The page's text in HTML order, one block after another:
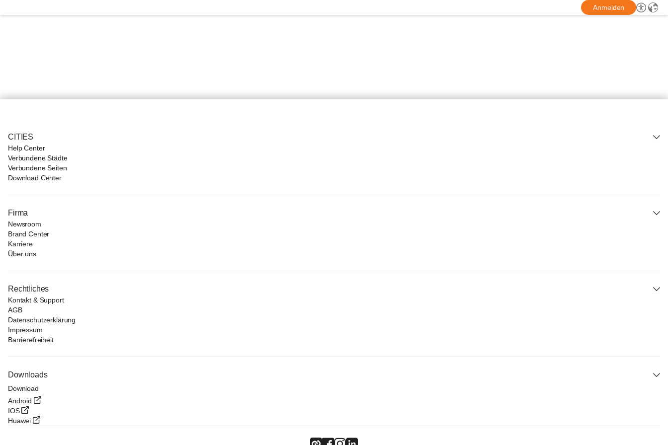
Anmelden
CITIES
Help Center
Verbundene Städte
Verbundene Seiten
Download Center
Firma
Newsroom
Brand Center
Karriere
Über uns
Rechtliches
Kontakt & Support
AGB
Datenschutzerklärung
Impressum
Barrierefreiheit
Downloads
Download
Android
IOS
Huawei